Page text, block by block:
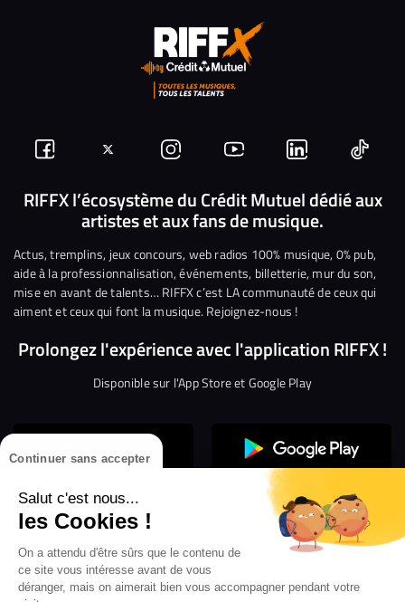
Continuer sans accepter
Salut c'est nous...
les Cookies !
On a attendu d'être sûrs que le contenu de
ce site vous intéresse avant de vous
déranger, mais on aimerait bien vous accompagner pendant votre
Suivez-
nous
Facebook
Suivez-
nous
sur
Twitter
Nous
rejoindre
sur
Instagram
Nous
rejoindre
sur
YouTube
Nous
rejoindre
sur
Linkedin
Nous
RIFFX l’écosystème du Crédit Mutuel dédié aux
artistes et aux fans de musique.
Actus, tremplins, jeux concours, web radios 100% musique, 0% pub,
aide à la professionnalisation, événements, billetterie, mur du son,
mise en avant de talents… RIFFX c’est LA communauté de ceux qui
aiment et ceux qui font la musique. Rejoignez-nous !
Prolongez l'expérience avec l'application RIFFX !
Disponible sur l'App Store et Google Play
Confidentialité
Gestion des cookies
Conditions générales d’utilisation
Mentions légales